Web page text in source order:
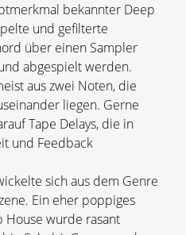
bekannter Deep
und gefilterte
über einen Sampler
abgespielt werden.
aus zwei Noten, die
liegen. Gerne
Tape Delays, die in
und Feedback
sich aus dem Genre
Ein eher poppiges
House wurde rasant